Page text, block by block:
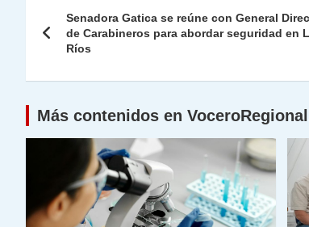
A
p
a
m
b
o
dI
n
Li
n
de
Senadora Gatica se reúne con General
de Carabineros para abordar seguridad en
Ríos
Más contenidos en